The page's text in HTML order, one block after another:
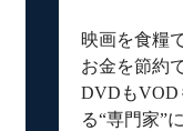
映画を食糧
お金を節約
DVDもVOD
る“専門家”